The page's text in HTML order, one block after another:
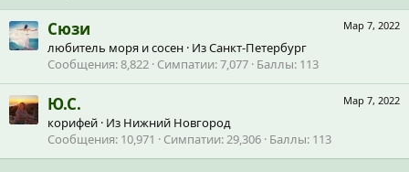
Мар 7, 2022
Сюзи
любитель моря и сосен · ИзСанкт-Петербург
Сообщения 8,822 Симпатии 7,077 Баллы 113
Мар 7, 2022
Ю.С.
корифей · Из Нижний Новгород
Сообщения 10,971 Симпатии 29,306 Баллы 113